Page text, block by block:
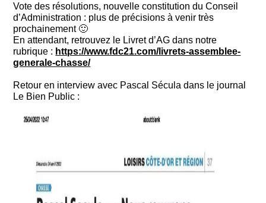
Vote des résolutions, nouvelle constitution du Conseil
d’Administration : plus de précisions à venir très
prochainement 🙂
En attendant, retrouvez le Livret d’AG dans notre
rubrique : https://www.fdc21.com/livrets-assemblee-
generale-chasse/
Retour en interview avec Pascal Sécula dans le journal
Le Bien Public :